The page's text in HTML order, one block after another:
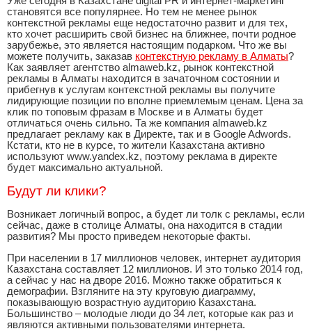
становятся все популярнее. Но тем не менее рынок
контекстной рекламы еще недостаточно развит и для тех,
кто хочет расширить свой бизнес на ближнее, почти родное
зарубежье, это является настоящим подарком. Что же вы
можете получить, заказав контекстную рекламу в Алматы?
Как заявляет агентство almaweb.kz, рынок контекстной
рекламы в Алматы находится в зачаточном состоянии и
прибегнув к услугам контекстной рекламы вы получите
лидирующие позиции по вполне приемлемым ценам. Цена за
клик по топовым фразам в Москве и в Алматы будет
отличаться очень сильно. Та же компания almaweb.kz
предлагает рекламу как в Директе, так и в Google Adwords.
Кстати, кто не в курсе, то жители Казахстана активно
используют www.yandex.kz, поэтому реклама в директе
будет максимально актуальной.
Будут ли клики?
Возникает логичный вопрос, а будет ли толк с рекламы, если
сейчас, даже в столице Алматы, она находится в стадии
развития? Мы просто приведем некоторые факты.
При населении в 17 миллионов человек, интернет аудитория
Казахстана составляет 12 миллионов. И это только 2014 год,
а сейчас у нас на дворе 2016. Можно также обратиться к
демографии. Взгляните на эту круговую диаграмму,
показывающую возрастную аудиторию Казахстана.
Большинство – молодые люди до 34 лет, которые как раз и
являются активными пользователями интернета.